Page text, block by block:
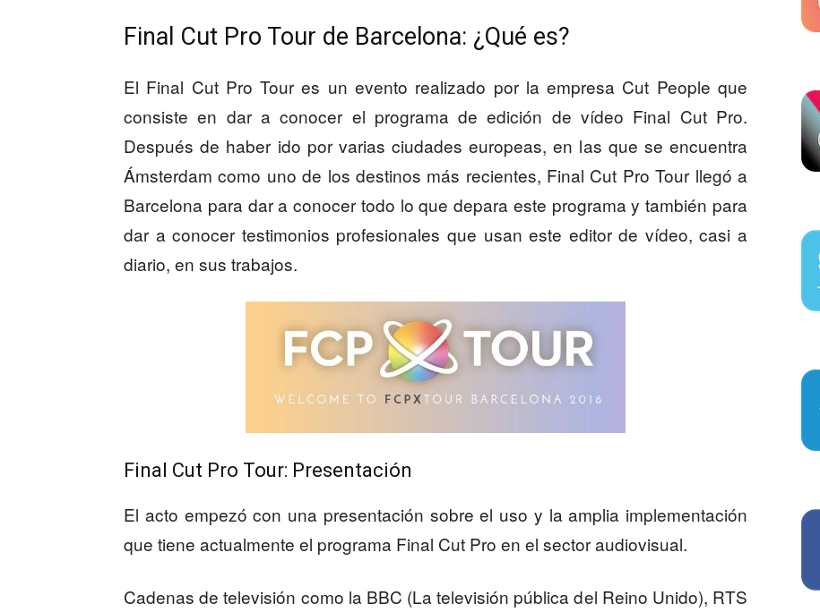
Final Cut Pro Tour de Barcelona: ¿Qué es?
El Final Cut Pro Tour es un evento realizado por la empresa Cut People que
consiste en dar a conocer el programa de edición de vídeo Final Cut Pro.
Después de haber ido por varias ciudades europeas, en las que se encuentra
Ámsterdam como uno de los destinos más recientes, Final Cut Pro Tour llegó a
Barcelona para dar a conocer todo lo que depara este programa y también para
dar a conocer testimonios profesionales que usan este editor de vídeo, casi a
diario, en sus trabajos.
Final Cut Pro Tour: Presentación
El acto empezó con una presentación sobre el uso y la amplia implementación
que tiene actualmente el programa Final Cut Pro en el sector audiovisual.
Cadenas de televisión como la BBC (La televisión pública del Reino Unido), RTS